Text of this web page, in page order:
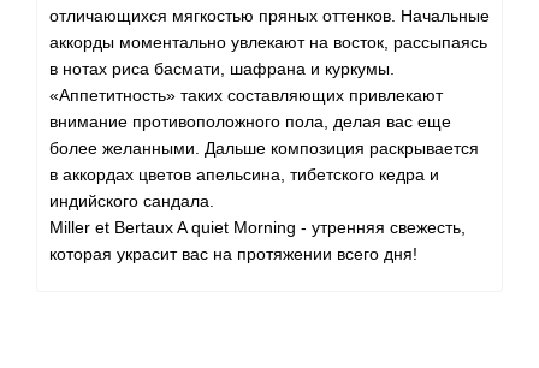
отличающихся мягкостью пряных оттенков. Начальные
аккорды моментально увлекают на восток, рассыпаясь
в нотах риса басмати, шафрана и куркумы.
«Аппетитность» таких составляющих привлекают
внимание противоположного пола, делая вас еще
более желанными. Дальше композиция раскрывается
в аккордах цветов апельсина, тибетского кедра и
индийского сандала.
Miller et Bertaux A quiet Morning - утренняя свежесть,
которая украсит вас на протяжении всего дня!